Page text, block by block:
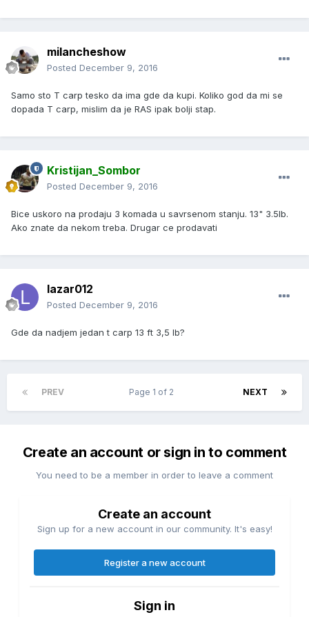
milancheshow
Posted December 9, 2016
Samo sto T carp tesko da ima gde da kupi. Koliko god da mi se
dopada T carp, mislim da je RAS ipak bolji stap.
Kristijan_Sombor
Posted December 9, 2016
Bice uskoro na prodaju 3 komada u savrsenom stanju. 13" 3.5lb.
Ako znate da nekom treba. Drugar ce prodavati
lazar012
Posted December 9, 2016
Gde da nadjem jedan t carp 13 ft 3,5 lb?
PREV NEXT
Page 1 of 2
Create an account or sign in to comment
You need to be a member in order to leave a comment
Create an account
Sign up for a new account in our community. It's easy!
Register a new account
Sign in